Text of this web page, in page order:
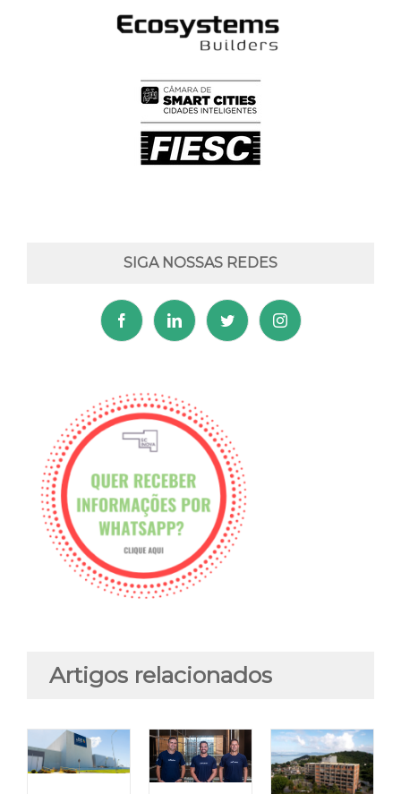
SIGA NOSSAS REDES
Artigos relacionados